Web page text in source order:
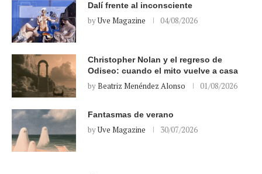
Dalí frente al inconsciente
byUve Magazine 04/08/2026
Christopher Nolan y el regreso de
Odiseo: cuando el mito vuelve a casa
byBeatriz Menéndez Alonso 01/08/2026
Fantasmas de verano
byUve Magazine 30/07/2026